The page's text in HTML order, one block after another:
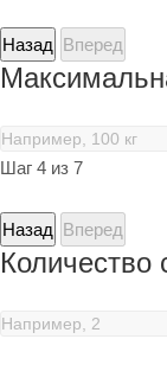
Назад Вперед
Шаг 4 из 7
Назад Вперед
Количество